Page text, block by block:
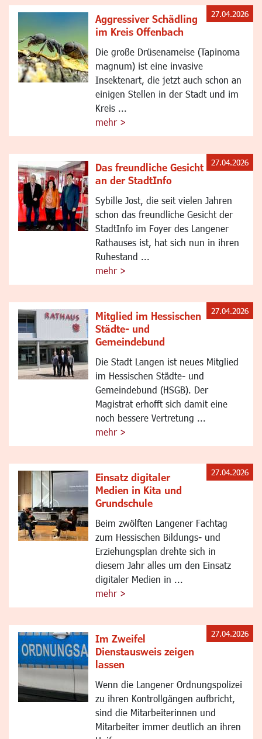
Aggressiver Schädling
im Kreis Offenbach
Die große Drüsenameise (Tapinoma
magnum) ist eine invasive
Insektenart, die jetzt auch schon an
einigen Stellen in der Stadt und im
Kreis ...
mehr >
27.04.2026
Das freundliche Gesicht
an der StadtInfo
Sybille Jost, die seit vielen Jahren
schon das freundliche Gesicht der
StadtInfo im Foyer des Langener
Rathauses ist, hat sich nun in ihren
Ruhestand ...
mehr >
27.04.2026
Mitglied im Hessischen
Städte- und
Gemeindebund
Die Stadt Langen ist neues Mitglied
im Hessischen Städte- und
Gemeindebund (HSGB). Der
Magistrat erhofft sich damit eine
noch bessere Vertretung ...
mehr >
27.04.2026
Einsatz digitaler
Medien in Kita und
Grundschule
Beim zwölften Langener Fachtag
zum Hessischen Bildungs- und
Erziehungsplan drehte sich in
diesem Jahr alles um den Einsatz
digitaler Medien in ...
mehr >
27.04.2026
Im Zweifel
Dienstausweis zeigen
lassen
Wenn die Langener Ordnungspolizei
zu ihren Kontrollgängen aufbricht,
sind die Mitarbeiterinnen und
Mitarbeiter immer deutlich an ihren
27.04.2026